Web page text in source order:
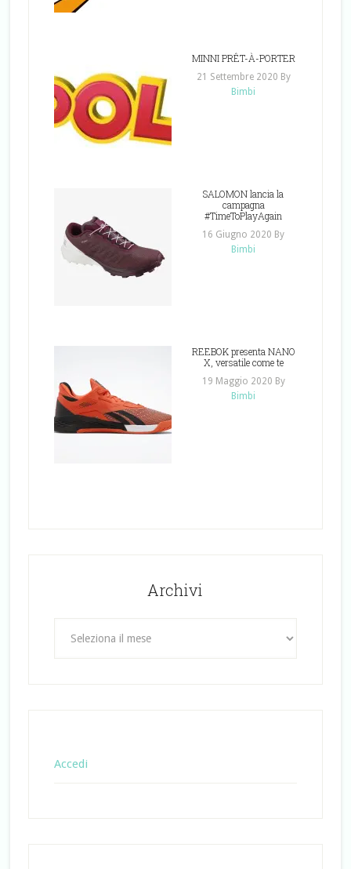
MINNI PRÊT-À-PORTER
21 Settembre 2020 By
Bimbi
SALOMON lancia la
campagna
#TimeToPlayAgain
16 Giugno 2020 By
Bimbi
REEBOK presenta NANO
X, versatile come te
19 Maggio 2020 By
Bimbi
Archivi
Accedi